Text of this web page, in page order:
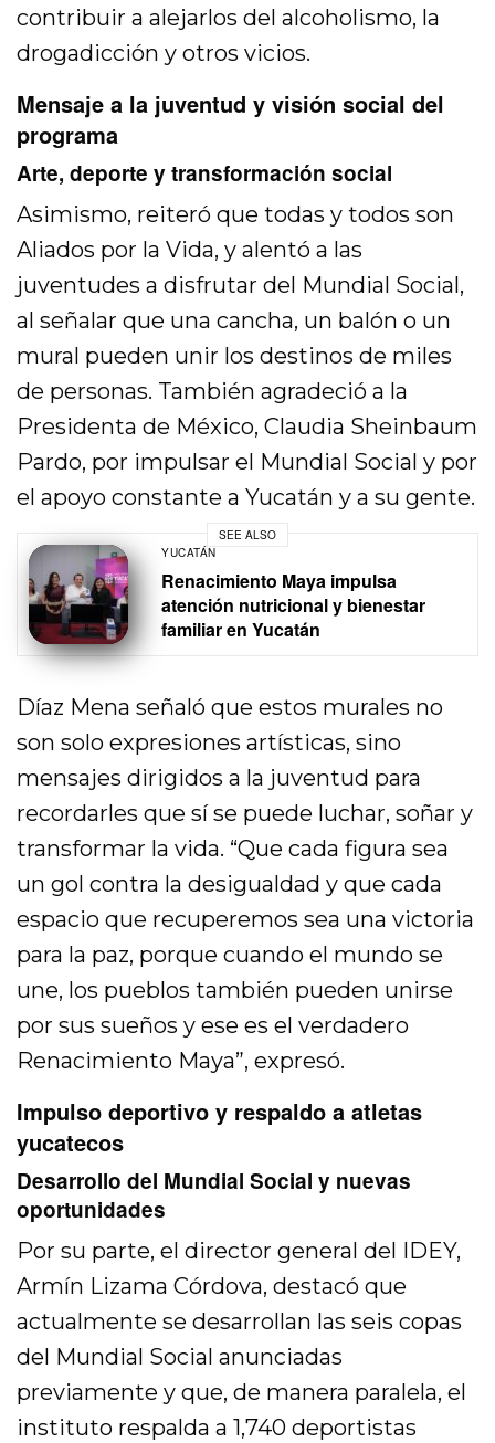
contribuir a alejarlos del alcoholismo, la
drogadicción y otros vicios.
Mensaje a la juventud y visión social del
programa
Arte, deporte y transformación social
Asimismo, reiteró que todas y todos son
Aliados por la Vida, y alentó a las
juventudes a disfrutar del Mundial Social,
al señalar que una cancha, un balón o un
mural pueden unir los destinos de miles
de personas. También agradeció a la
Presidenta de México, Claudia Sheinbaum
Pardo, por impulsar el Mundial Social y por
el apoyo constante a Yucatán y a su gente.
SEE ALSO
YUCATÁN
Renacimiento Maya impulsa
atención nutricional y bienestar
familiar en Yucatán
Díaz Mena señaló que estos murales no
son solo expresiones artísticas, sino
mensajes dirigidos a la juventud para
recordarles que sí se puede luchar, soñar y
transformar la vida. “Que cada figura sea
un gol contra la desigualdad y que cada
espacio que recuperemos sea una victoria
para la paz, porque cuando el mundo se
une, los pueblos también pueden unirse
por sus sueños y ese es el verdadero
Renacimiento Maya”, expresó.
Impulso deportivo y respaldo a atletas
yucatecos
Desarrollo del Mundial Social y nuevas
oportunidades
Por su parte, el director general del IDEY,
Armín Lizama Córdova, destacó que
actualmente se desarrollan las seis copas
del Mundial Social anunciadas
previamente y que, de manera paralela, el
instituto respalda a 1,740 deportistas